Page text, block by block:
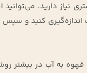
نیاز دارید، می‌توانید
کنید و سپس